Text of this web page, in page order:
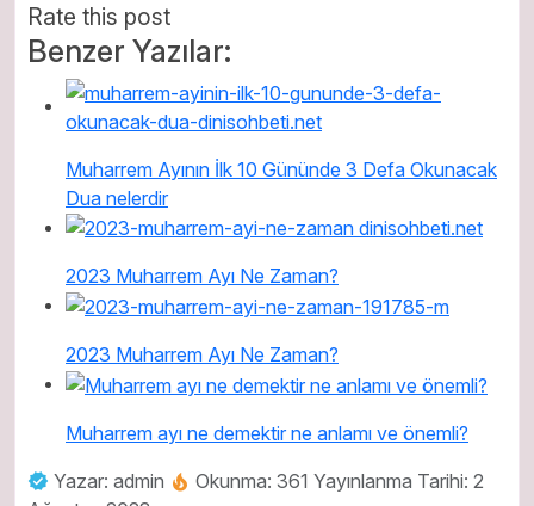
Rate this post
Benzer Yazılar:
Muharrem Ayının İlk 10 Gününde 3 Defa Okunacak
Dua nelerdir
2023 Muharrem Ayı Ne Zaman?
2023 Muharrem Ayı Ne Zaman?
Muharrem ayı ne demektir ne anlamı ve önemli?
Yazar: admin
Okunma: 361 Yayınlanma Tarihi: 2